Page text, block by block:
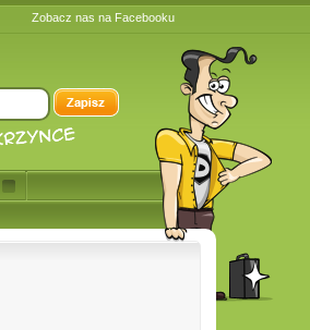
Zobacz nas na Facebooku